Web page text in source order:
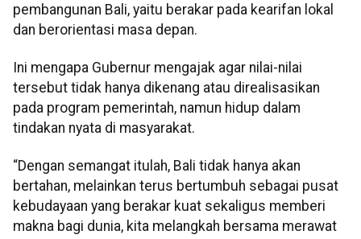
pembangunan Bali, yaitu berakar pada kearifan lokal
dan berorientasi masa depan.
Ini mengapa Gubernur mengajak agar nilai-nilai
tersebut tidak hanya dikenang atau direalisasikan
pada program pemerintah, namun hidup dalam
tindakan nyata di masyarakat.
“Dengan semangat itulah, Bali tidak hanya akan
bertahan, melainkan terus bertumbuh sebagai pusat
kebudayaan yang berakar kuat sekaligus memberi
makna bagi dunia, kita melangkah bersama merawat